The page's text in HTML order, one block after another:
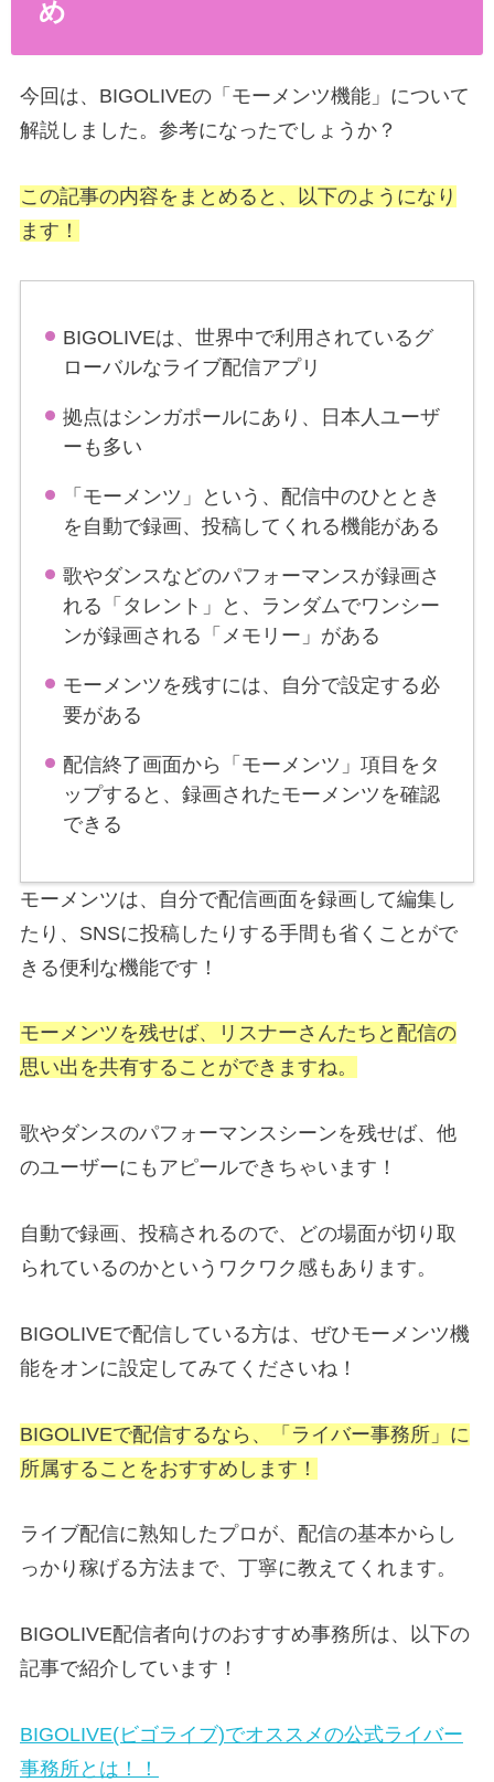
め
今回は、BIGOLIVEの「モーメンツ機能」について
解説しました。参考になったでしょうか？
この記事の内容をまとめると、以下のようになり
ます！
BIGOLIVEは、世界中で利用されているグ
ローバルなライブ配信アプリ
拠点はシンガポールにあり、日本人ユーザ
ーも多い
「モーメンツ」という、配信中のひととき
を自動で録画、投稿してくれる機能がある
歌やダンスなどのパフォーマンスが録画さ
れる「タレント」と、ランダムでワンシー
ンが録画される「メモリー」がある
モーメンツを残すには、自分で設定する必
要がある
配信終了画面から「モーメンツ」項目をタ
ップすると、録画されたモーメンツを確認
できる
モーメンツは、自分で配信画面を録画して編集し
たり、SNSに投稿したりする手間も省くことがで
きる便利な機能です！
モーメンツを残せば、リスナーさんたちと配信の
思い出を共有することができますね。
歌やダンスのパフォーマンスシーンを残せば、他
のユーザーにもアピールできちゃいます！
自動で録画、投稿されるので、どの場面が切り取
られているのかというワクワク感もあります。
BIGOLIVEで配信している方は、ぜひモーメンツ機
能をオンに設定してみてくださいね！
BIGOLIVEで配信するなら、「ライバー事務所」に
所属することをおすすめします！
ライブ配信に熟知したプロが、配信の基本からし
っかり稼げる方法まで、丁寧に教えてくれます。
BIGOLIVE配信者向けのおすすめ事務所は、以下の
記事で紹介しています！
BIGOLIVE(ビゴライブ)でオススメの公式ライバー
事務所とは！！